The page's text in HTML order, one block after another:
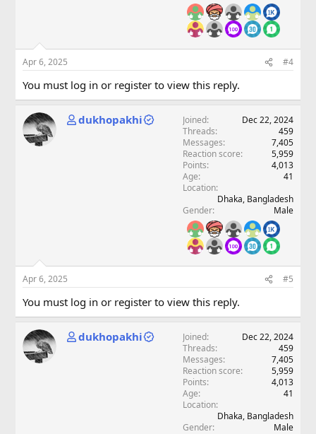
Apr 6, 2025 #4
You must log in or register to view this reply.
dukhopakhi Joined
Dec 22, 2024
Threads
459
Messages
7,405
Reaction score
5,959
Points
4,013
Age
41
Location
Dhaka, Bangladesh
Gender
Male
Apr 6, 2025 #5
You must log in or register to view this reply.
dukhopakhi Joined
Dec 22, 2024
Threads
459
Messages
7,405
Reaction score
5,959
Points
4,013
Age
41
Location
Dhaka, Bangladesh
Gender
Male